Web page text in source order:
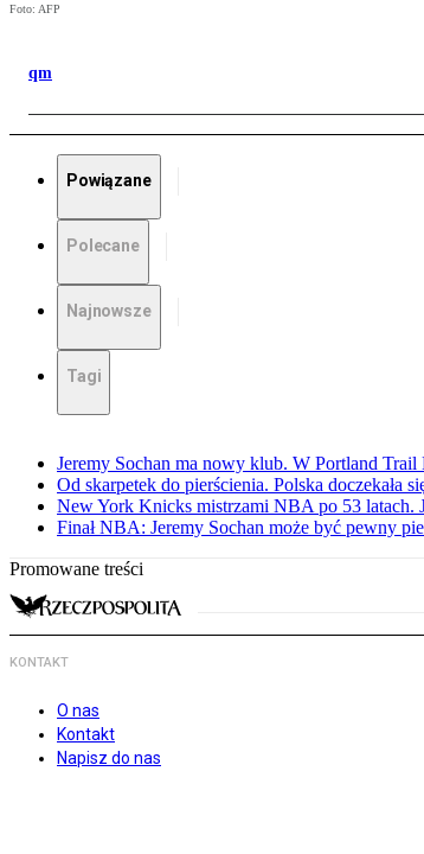
Foto: AFP
qm
Powiązane
Polecane
Najnowsze
Tagi
Jeremy Sochan ma nowy klub. W Portland
Od skarpetek do pierścienia. Polska doczekała
New York Knicks mistrzami NBA po 53 latach.
Finał NBA: Jeremy Sochan może być pewny
Promowane treści
KONTAKT
O nas
Kontakt
Napisz do nas